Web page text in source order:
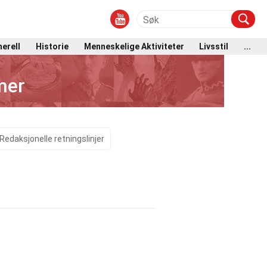
Historie Menneskelige Aktiviteter Livsstil ...
retningslinjer